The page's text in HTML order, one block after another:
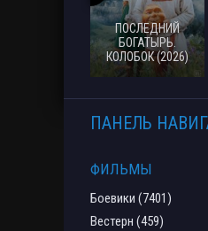
ПОСЛЕДНИЙ
БОГАТЫРЬ.
КОЛОБОК (2026)
ПАНЕЛЬ
ФИЛЬМЫ
Боевики (7401)
Вестерн (459)